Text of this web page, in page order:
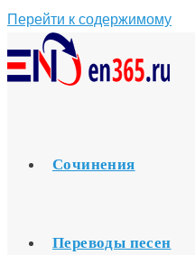
Перейти к содержимому
Сочинения
Переводы песен